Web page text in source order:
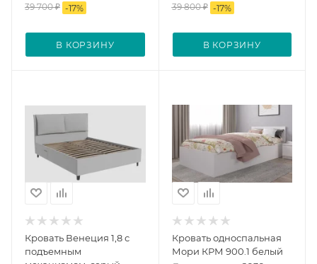
39 700₽ -17%
В КОРЗИНУ
39 800₽ -17%
В КОРЗИНУ
Кровать Венеция 1,8 с
подъемным
Кровать односпальная
Мори КРМ 900.1 белый